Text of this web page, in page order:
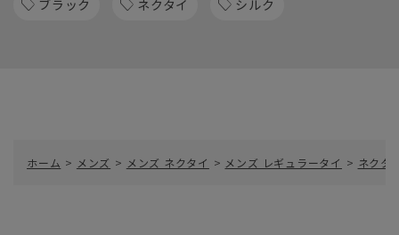
ブラック ネクタイ シルク
ホーム > メンズ > メンズ ネクタイ > メンズ レギュラータイ > ネクタ